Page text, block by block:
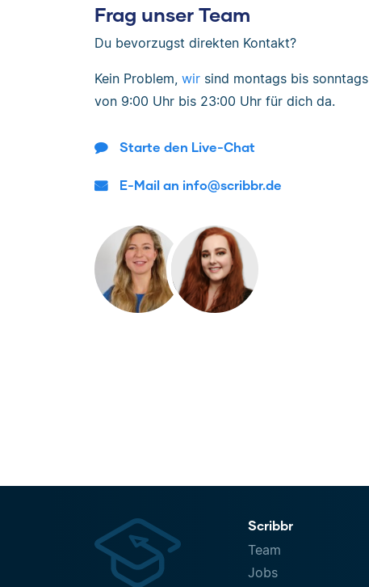
Frag unser Team
Du bevorzugst direkten Kontakt?
Kein Problem, wir sind montags bis sonntags
von 9:00 Uhr bis 23:00 Uhr für dich da.
Starte den Live-Chat
E-Mail an info@scribbr.de
Scribbr
Team
Jobs